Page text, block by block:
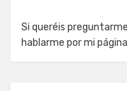
Si queréis
hablarme por mi